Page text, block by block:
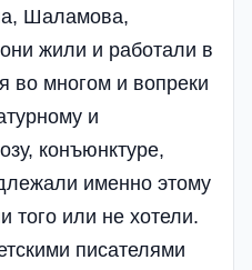
Шаламова,
жили и работали в
во многом и вопреки
и
конъюнктуре,
именно этому
того или не хотели.
писателями